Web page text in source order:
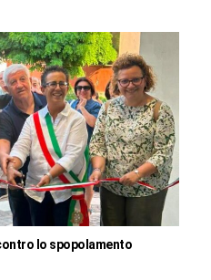
lo spopolamento